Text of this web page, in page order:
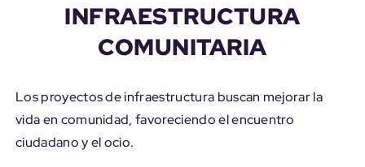
INFRAESTRUCTURA
COMUNITARIA
Los proyectos de infraestructura buscan mejorar la
vida en comunidad, favoreciendo el encuentro
ciudadano y el ocio.